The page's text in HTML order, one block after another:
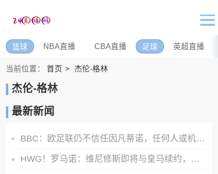
篮球 NBA直播 CBA直播 足球 英超直播
当前位置： 首页 杰伦-格林
杰伦-格林
最新新闻
BBC：欧足联仍不信任因凡蒂诺，任何人或机构为他辩护都无济于事
HWG！罗马诺：维尼修斯即将与皇马续约，签下为期6年的全新合同